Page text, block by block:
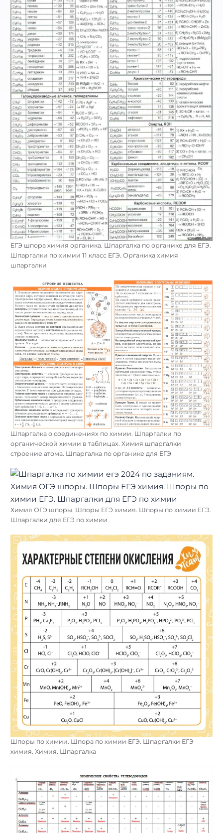
ЕГЭ шпора химия органика. Шпаргалка по органике для ЕГЭ.
Шпаргалки по химии 11 класс ЕГЭ. Органика химия
шпаргалки
Шпаргалка о соединениях по химии. Шпаргалки по
органической химии в таблицах. Химия шпаргалки
строение атома. Шпаргалка по органике для ЕГЭ
Химия ОГЭ шпоры. Шпоры ЕГЭ химия. Шпоры по химии ЕГЭ.
Шпаргалки для ЕГЭ по химии
Шпоры по химии. Шпора по химии ЕГЭ. Шпаргалки ЕГЭ
химия. Химия. Шпаргалка